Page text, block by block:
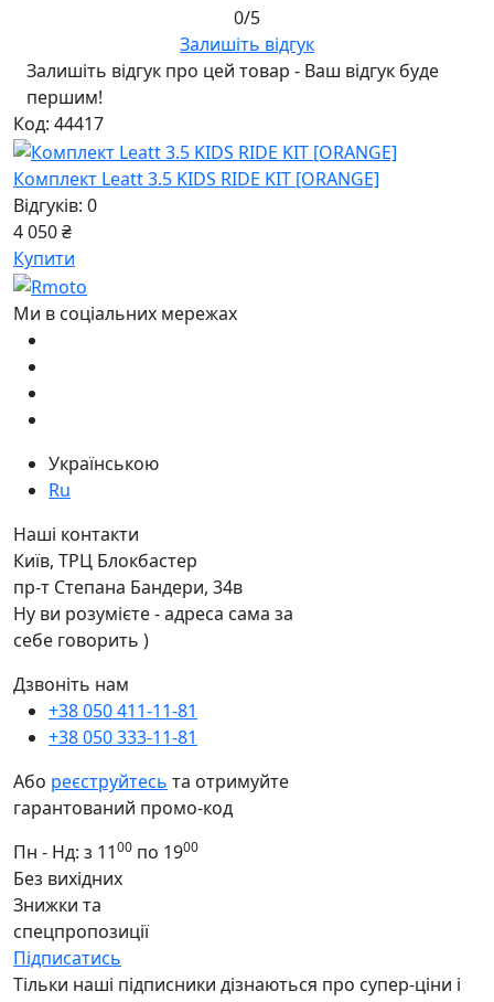
0/5
Залишіть відгук
Залишіть відгук про цей товар - Ваш відгук буде
першим!
Код: 44417
Комплект Leatt 3.5 KIDS RIDE KIT [ORANGE]
Відгуків: 0
4 050 ₴
Купити
Ми в соціальних мережах
Українською
Ru
Наші контакти
Київ, ТРЦ Блокбастер
пр-т Степана Бандери, 34в
Ну ви розумієте - адреса сама за
себе говорить )
Дзвоніть нам
+38 050 411-11-81
+38 050 333-11-81
Або реєструйтесь та отримуйте
гарантований промо-код
Пн - Нд: з 1100 по 1900
Без вихідних
Знижки та
спецпропозиції
Підписатись
Тільки наші підписники дізнаються про супер-ціни і